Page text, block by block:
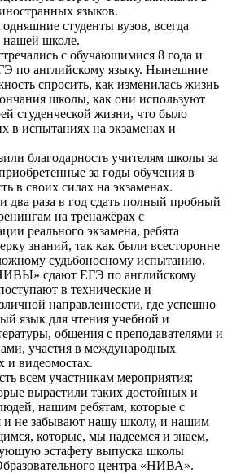
языков.
студенты вузов, всегда
нашей школе.
с обучающимися 8 года и
по английскому языку. Нынешние
спросить, как изменилась жизнь
школы, как они используют
студенческой жизни, что было
в испытаниях на экзаменах и
благодарность учителям школы за
за годы обучения в
в своих силах на экзаменах.
два раза в год сдать полный пробный
на тренажёрах с
реального экзамена, ребята
знаний, так как были всесторонне
судьбоносному испытанию.
сдают ЕГЭ по английскому
в технические и
направленности, где успешно
язык для чтения учебной и
общения с преподавателями и
участия в международных
и видеомостах.
всем участникам мероприятия:
вырастили таких достойных и
нашим ребятам, которые с
и не забывают нашу школу, и нашим
которые, мы надеемся и знаем,
эстафету выпуска школы
центра «НИВА».